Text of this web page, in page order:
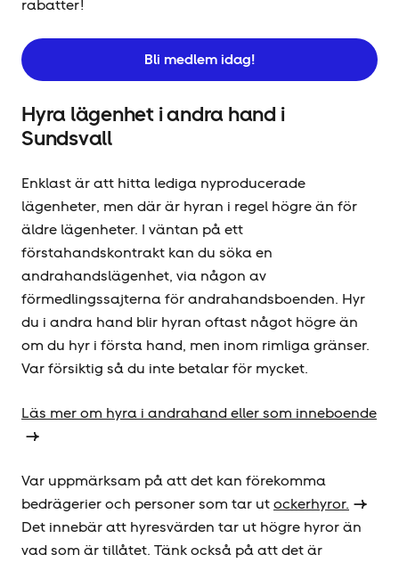
rabatter!
Bli medlem idag!
Hyra lägenhet i andra hand i
Sundsvall
Enklast är att hitta lediga nyproducerade
lägenheter, men där är hyran i regel högre än för
äldre lägenheter. I väntan på ett
förstahandskontrakt kan du söka en
andrahandslägenhet, via någon av
förmedlingssajterna för andrahandsboenden. Hyr
du i andra hand blir hyran oftast något högre än
om du hyr i första hand, men inom rimliga gränser.
Var försiktig så du inte betalar för mycket.
Läs mer om hyra i andrahand eller som inneboende
Var uppmärksam på att det kan förekomma
bedrägerier och personer som tar utockerhyror.
Det innebär att hyresvärden tar ut högre hyror än
vad som är tillåtet. Tänk också på att det är